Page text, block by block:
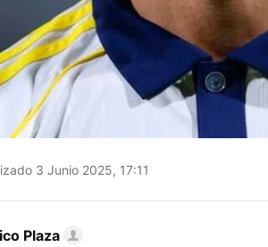
3 Junio 2025, 17:11
Plaza